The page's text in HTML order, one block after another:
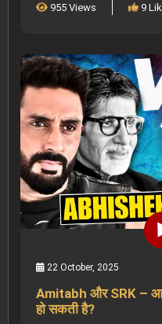
955 Views 9
22 October, 2025
Amitabh और SRK – आर्यन की राह अभिषेक से अलग क्यों
हो सकती है?